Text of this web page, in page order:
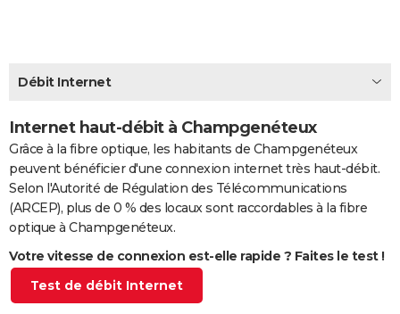
CARTE DE VOEUX
Carte de Noël
Carte Bonne année
Carte Saint-Valentin
Carte Pâques
Carte d'anniversaire
DICTIONNAIRE
PROGRAMME TV
COPAINS D'AVANT
S'inscrire
Se connecter
Lycées
Collèges
Primaires
Universités
Entreprises
Service militaire
Avis de recherche
Débit Internet
Internet haut-débit à Champgenéteux
Grâce à la fibre optique, les habitants de Champgenéteux
peuvent bénéficier d'une connexion internet très haut-débit.
Selon l'Autorité de Régulation des Télécommunications
(ARCEP), plus de 0 % des locaux sont raccordables à la fibre
optique à Champgenéteux.
Votre vitesse de connexion est-elle rapide ? Faites le test !
Test de débit Internet